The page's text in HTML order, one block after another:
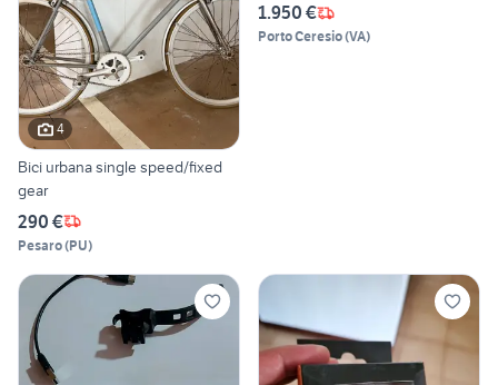
4
Bici urbana single speed/fixed
gear
290 €
Pesaro(PU)
1.950 €
Porto Ceresio(VA)